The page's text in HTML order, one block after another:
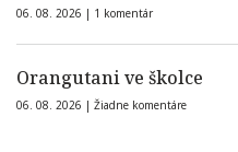
06. 08. 2026 | 1 komentár
Orangutani ve školce
06. 08. 2026 | Žiadne komentáre